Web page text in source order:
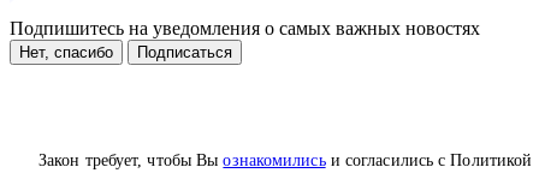
Закон требует, чтобы Выознакомилисьи согласились с Политикой
Подпишитесь на уведомления о самых важных новостях
Нет, спасибо Подписаться